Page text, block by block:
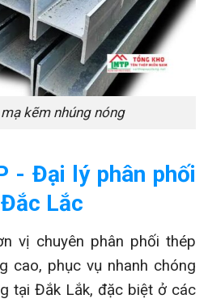
kẽm nhúng nóng
- Đại lý phân phối
Lắc
vị chuyên phân phối thép
cao, phục vụ nhanh chóng
tại Đắk Lắk, đặc biệt ở các